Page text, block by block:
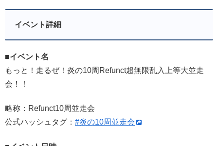
イベント詳細
■イベント名
もっと！走るぜ！炎の10周Refunct超無限乱入上等大並走
会！！
略称：Refunct10周並走会
公式ハッシュタグ： #炎の10周並走会